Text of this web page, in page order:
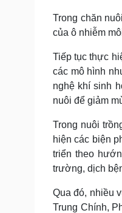
Trong chăn
của ô nhiễm
Tiếp tục thực
các mô hình
nghệ khí sinh
nuôi để giảm
Trong nuôi
hiện các biện
triển theo
trường, dịch
Qua đó, nhiều
Trung Chính,